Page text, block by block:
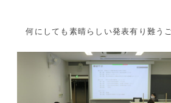
何にしても素晴らしい発表有り難う